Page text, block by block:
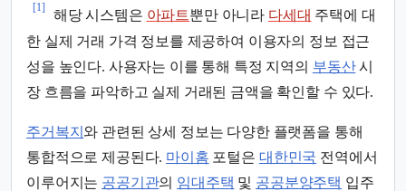
[1]
해당 시스템은 아파트뿐만 아니라 다세대 주택에 대
한 실제 거래 가격 정보를 제공하여 이용자의 정보 접근
성을 높인다. 사용자는 이를 통해 특정 지역의 부동산시
장 흐름을 파악하고 실제 거래된 금액을 확인할 수 있다.
주거복지 와 관련된 상세 정보는 다양한 플랫폼을 통해
통합적으로 제공된다. 마이홈 포털은 대한민국 전역에서
이루어지는 공공기관의 임대주택 및 공공분양주택 입주